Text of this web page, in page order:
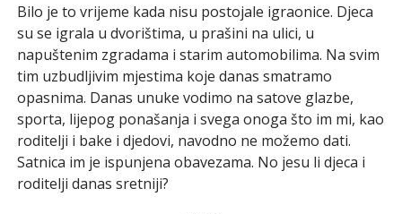
Bilo je to vrijeme kada nisu postojale igraonice. Djeca
su se igrala u dvorištima, u prašini na ulici, u
napuštenim zgradama i starim automobilima. Na svim
tim uzbudljivim mjestima koje danas smatramo
opasnima. Danas unuke vodimo na satove glazbe,
sporta, lijepog ponašanja i svega onoga što im mi, kao
roditelji i bake i djedovi, navodno ne možemo dati.
Satnica im je ispunjena obavezama. No jesu li djeca i
roditelji danas sretniji?